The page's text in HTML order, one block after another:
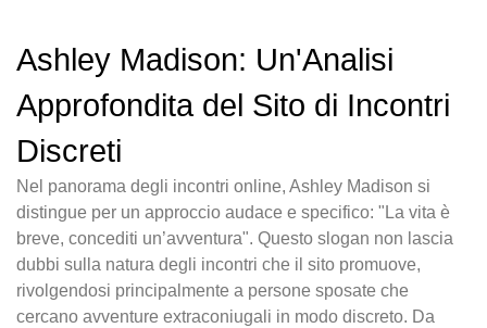
Ashley Madison: Un'Analisi
Approfondita del Sito di Incontri
Discreti
Nel panorama degli incontri online, Ashley Madison si
distingue per un approccio audace e specifico: "La vita è
breve, concediti un’avventura". Questo slogan non lascia
dubbi sulla natura degli incontri che il sito promuove,
rivolgendosi principalmente a persone sposate che
cercano avventure extraconiugali in modo discreto. Da